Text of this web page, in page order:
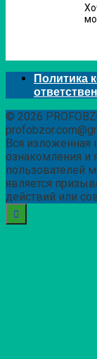
Политика
© 2026
Вся изложенная
ознакомления и
пользователей
является
действий или